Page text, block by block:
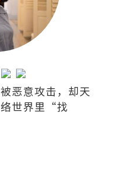
恶意攻击，却天
世界里“找